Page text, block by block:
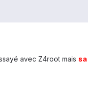
avec Z4root mais sa